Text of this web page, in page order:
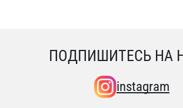
ПОДПИШИТЕСЬ НА
instagram